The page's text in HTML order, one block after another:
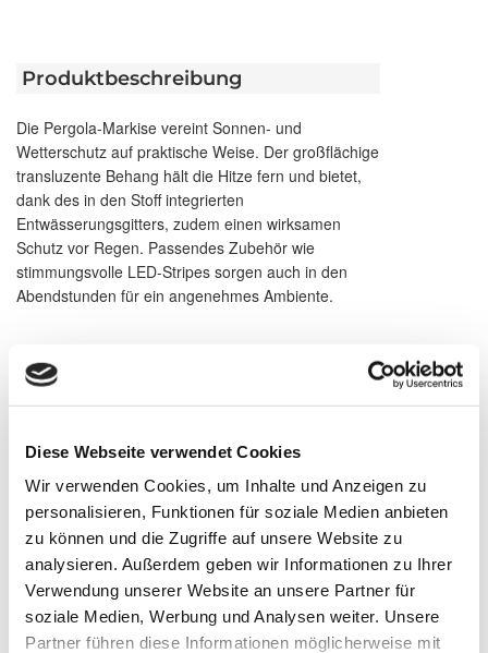
Diese Webseite verwendet Cookies
Wir verwenden Cookies, um Inhalte und Anzeigen zu
personalisieren, Funktionen für soziale Medien anbieten
zu können und die Zugriffe auf unsere Website zu
analysieren. Außerdem geben wir Informationen zu Ihrer
Verwendung unserer Website an unsere Partner für
soziale Medien, Werbung und Analysen weiter. Unsere
Partner führen diese Informationen möglicherweise mit
Produktbeschreibung
Die Pergola-Markise vereint Sonnen- und
Wetterschutz auf praktische Weise. Der großflächige
transluzente Behang hält die Hitze fern und bietet,
dank des in den Stoff integrierten
Entwässerungsgitters, zudem einen wirksamen
Schutz vor Regen. Passendes Zubehör wie
stimmungsvolle LED-Stripes sorgen auch in den
Abendstunden für ein angenehmes Ambiente.
Brillante Extras
Heizstrahler
LED-Stripe Lichtschiene
Bedienung von Markise und Beleuchtung mittels
WMS Sender
Terrassengestell
Weitere Informationen zu
Ausstattungsextras Perea Pergola-Markisen